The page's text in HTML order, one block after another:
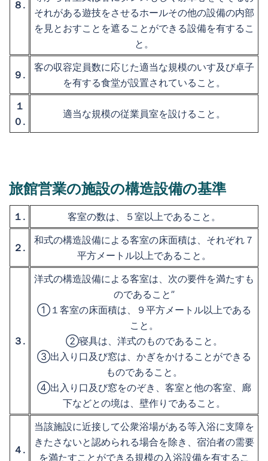
８.
それがある遊技をさせるホールその他の設備の内部
を見とおすことを遮ることができる設備を有するこ
と。
９.
客の収容定員数に応じた適当な規模のいす及び卓子
を有する食堂が設置されていること。
１
０.
適当な規模の従業員室を設けること。
旅館営業の施設の構造設備の基準
１. 客室の数は、５室以上であること。
２.
和式の構造設備による客室の床面積は、それぞれ７
平方メートル以上であること。
３.
洋式の構造設備による客室は、次の要件を満たすも
のであること”
①１客室の床面積は、９平方メートル以上である
こと。
②寝具は、洋式のものであること。
③出入り口及び窓は、かぎをかけることができる
ものであること。
④出入り口及び窓をのぞき、客室と他の客室、廊
下などとの境は、壁作りであること。
４.
当該施設に近接して公衆浴場がある等入浴に支障を
きたさないと認められる場合を除き、宿泊者の需要
を満たすことができる規模の入浴設備を有するこ